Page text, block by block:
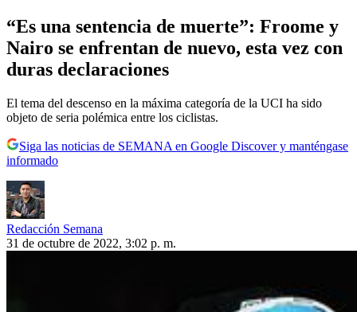
“Es una sentencia de muerte”: Froome y
Nairo se enfrentan de nuevo, esta vez con
duras declaraciones
El tema del descenso en la máxima categoría de la UCI ha sido
objeto de seria polémica entre los ciclistas.
Siga las noticias de SEMANA en Google Discover y manténgase
informado
Redacción Semana
31 de octubre de 2022, 3:02 p. m.